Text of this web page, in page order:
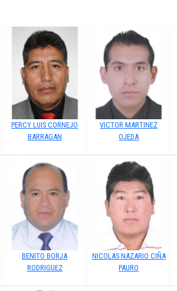
PERCY LUIS CORNEJO
BARRAGAN
VICTOR MARTINEZ
OJEDA
BENITO BORJA
RODRIGUEZ
NICOLAS NAZARIO CIÑA
PAURO